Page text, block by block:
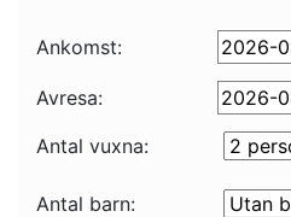
Ankomst:
Avresa:
Antal vuxna:
Antal barn: